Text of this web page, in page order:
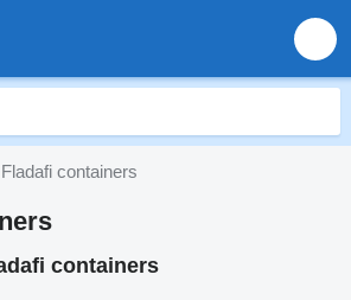
Fladafi containers
containers